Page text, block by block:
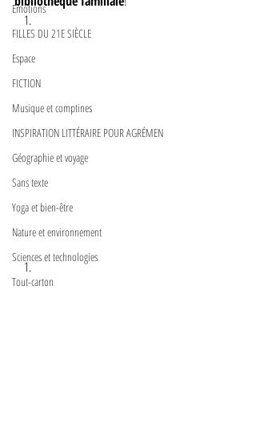
Emotions
FILLES DU 21E SIÈCLE
Espace
FICTION
Musique et comptines
INSPIRATION LITTÉRAIRE POUR AGRÉMEN
Géographie et voyage
Sans texte
Yoga et bien-être
Nature et environnement
Sciences et technologies
Tout-carton